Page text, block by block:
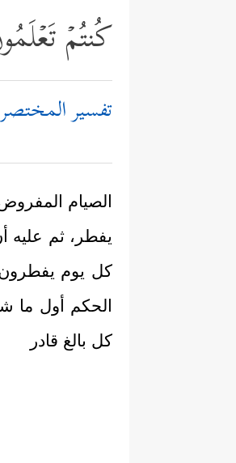
كُنتُمۡ
تفسير المختصر
الصيام
يفطر، ثم عليه
كل يوم
الحكم أول ما
كل بالغ قادر